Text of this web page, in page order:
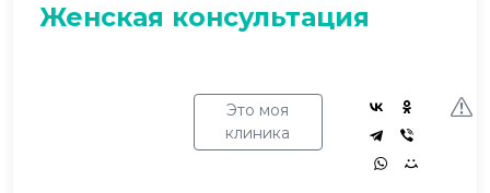
Женская консультация
Это моя
клиника